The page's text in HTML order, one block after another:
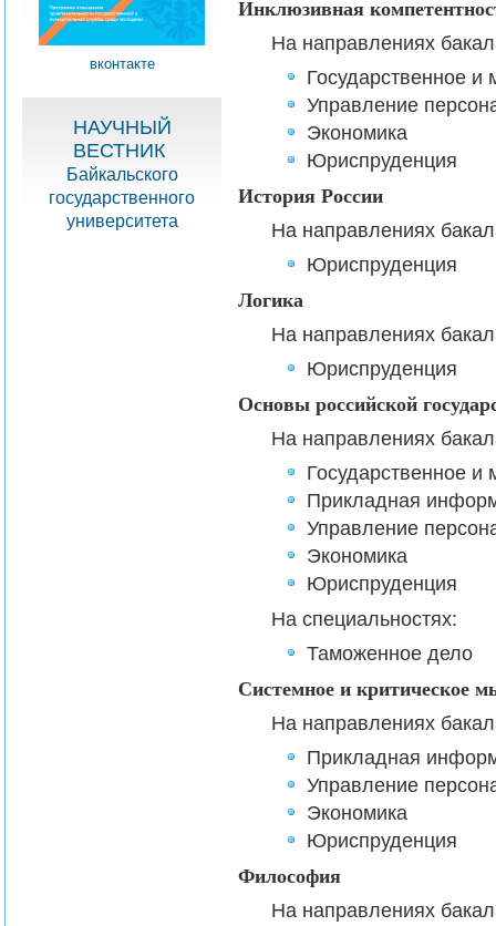
вконтакте
НАУЧНЫЙ
ВЕСТНИК
Байкальского
государственного
университета
Инклюзивная
На направлениях
Государственное и
Управление
Экономика
Юриспруденция
История России
На направлениях
Юриспруденция
Логика
На направлениях
Юриспруденция
Основы российской
На направлениях
Государственное и
Прикладная
Управление
Экономика
Юриспруденция
На специальностях:
Таможенное дело
Системное и критическое
На направлениях
Прикладная
Управление
Экономика
Юриспруденция
Философия
На направлениях